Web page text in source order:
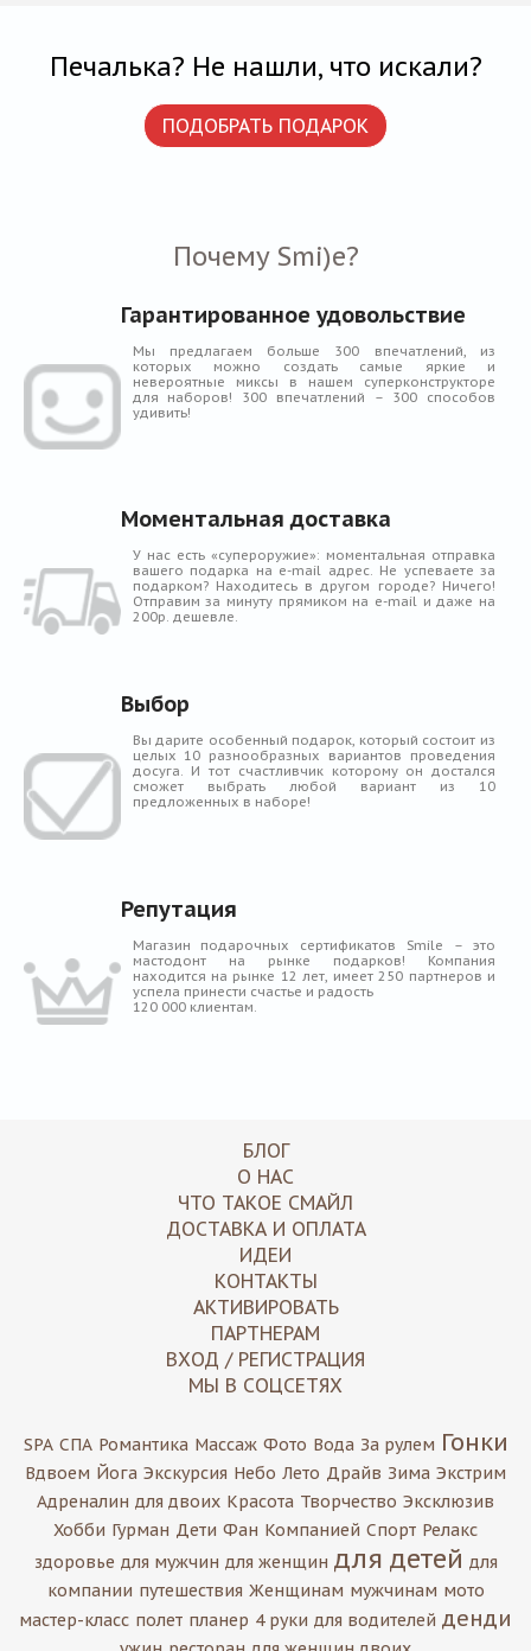
Печалька? Не нашли, что искали?
ПОДОБРАТЬ ПОДАРОК
Почему Smi)e?
Гарантированное удовольствие
Мы предлагаем больше 300 впечатлений, из
которых можно создать самые яркие и
невероятные миксы в нашем суперконструкторе
для наборов! 300 впечатлений – 300 способов
удивить!
Моментальная доставка
У нас есть «супероружие»: моментальная отправка
вашего подарка на e-mail адрес. Не успеваете за
подарком? Находитесь в другом городе? Ничего!
Отправим за минуту прямиком на e-mail и даже на
200р. дешевле.
Выбор
Вы дарите особенный подарок, который состоит из
целых 10 разнообразных вариантов проведения
досуга. И тот счастливчик которому он достался
сможет выбрать любой вариант из 10
предложенных в наборе!
Репутация
Магазин подарочных сертификатов Smile – это
мастодонт на рынке подарков! Компания
находится на рынке 12 лет, имеет 250 партнеров и
успела принести счастье и радость
120 000 клиентам.
БЛОГ
О НАС
ЧТО ТАКОЕ СМАЙЛ
ДОСТАВКА И ОПЛАТА
ИДЕИ
КОНТАКТЫ
АКТИВИРОВАТЬ
ПАРТНЕРАМ
ВХОД / РЕГИСТРАЦИЯ
МЫ В СОЦСЕТЯХ
SPA СПА Романтика Массаж Фото Вода За рулем Гонки
Вдвоем Йога Экскурсия Небо Лето Драйв Зима Экстрим
Адреналин для двоих Красота Творчество Эксклюзив
Хобби Гурман Дети Фан Компанией Спорт Релакс
здоровье для мужчин для женщин для детей для
компании путешествия Женщинам мужчинам мото
мастер-класс полет планер 4 руки для водителей денди